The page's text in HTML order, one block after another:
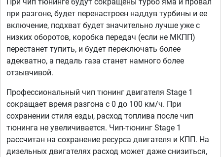
при разгоне, будет перенастроен наддув турбины и ее
включение, подхват будет значительно лучше уже с
низких оборотов, коробка передач (если не МКПП)
перестанет тупить, и будет переключать более
адекватно, а педаль газа станет намного более
отзывчивой.
Профессиональный чип тюнинг двигателя Stage 1
сокращает время разгона с 0 до 100 км/ч. При
сохранении стиля езды, расход топлива после чип
тюнинга не увеличивается. Чип-тюнинг Stage 1
рассчитан на сохранение ресурса двигателя и КПП. На
дизельных двигателях расход может даже снизиться,